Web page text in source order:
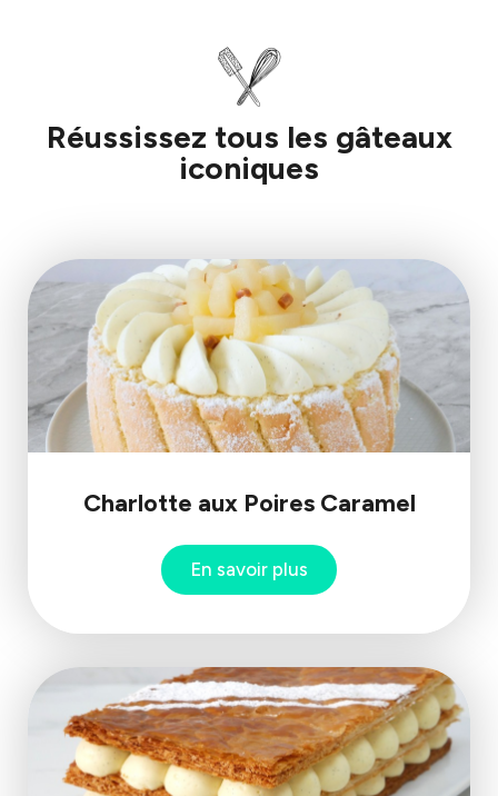
Réussissez tous les gâteaux
iconiques
Charlotte aux Poires Caramel
En savoir plus